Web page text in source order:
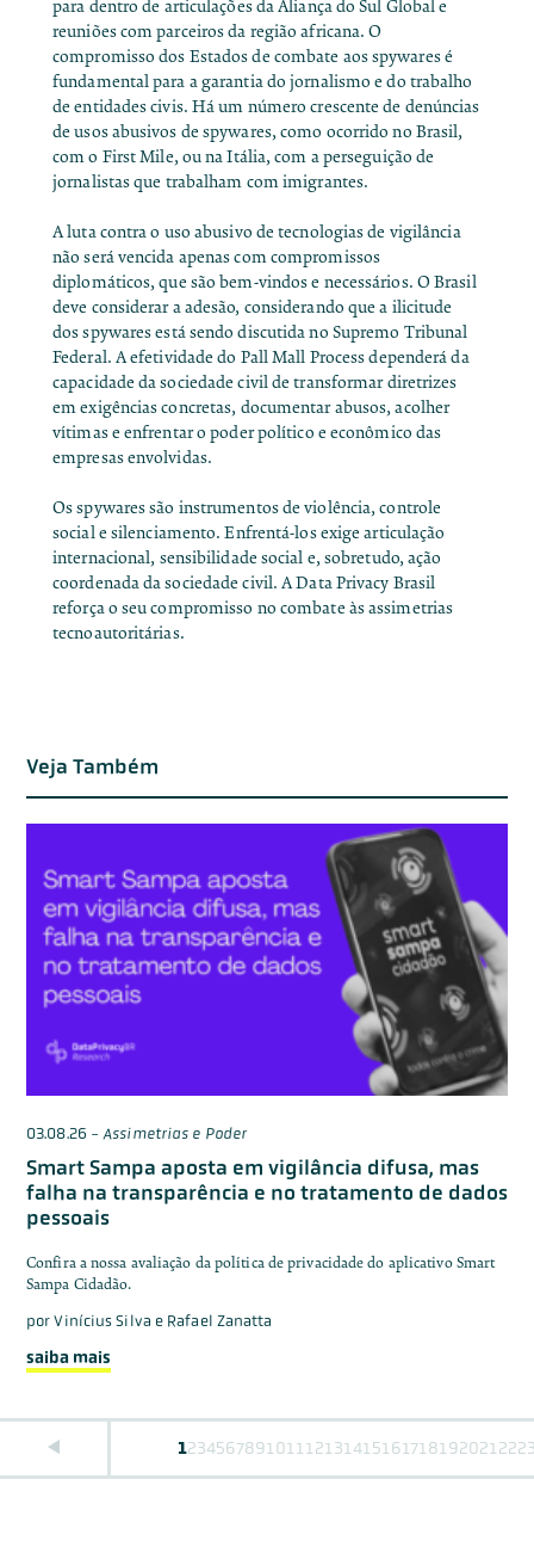
para dentro de articulações da Aliança do Sul Global e
reuniões com parceiros da região africana. O
compromisso dos Estados de combate aos spywares é
fundamental para a garantia do jornalismo e do trabalho
de entidades civis. Há um número crescente de denúncias
de usos abusivos de spywares, como ocorrido no Brasil,
com o First Mile, ou na Itália, com aperseguição de
jornalistas que trabalham com imigrantes.
A luta contra o uso abusivo de tecnologias de vigilância
não será vencida apenas com compromissos
diplomáticos, que são bem-vindos e necessários. O Brasil
deve considerar a adesão, considerando que a ilicitude
dos spywares está sendo discutida no Supremo Tribunal
Federal. A efetividade do Pall Mall Process dependerá da
capacidade da sociedade civil de transformar diretrizes
em exigências concretas, documentar abusos, acolher
vítimas e enfrentar o poder político e econômico das
empresas envolvidas.
Os spywares são instrumentos de violência, controle
social e silenciamento. Enfrentá-los exige articulação
internacional, sensibilidade social e, sobretudo, ação
coordenada da sociedade civil. A Data Privacy Brasil
reforça o seu compromisso no combate às assimetrias
tecnoautoritárias.
Veja Também
03.08.26 - Assimetrias e Poder
Smart Sampa aposta em vigilância difusa, mas
falha na transparência e no tratamento de dados
pessoais
Confira a nossa avaliação da política de privacidade do aplicativo Smart
Sampa Cidadão.
porVinícius Silva e Rafael Zanatta
saiba mais
1234567891011 12131415161718192021 22